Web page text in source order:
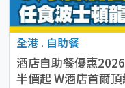
全港 . 自助餐
酒店自助餐優惠
半價起 W酒店首爾